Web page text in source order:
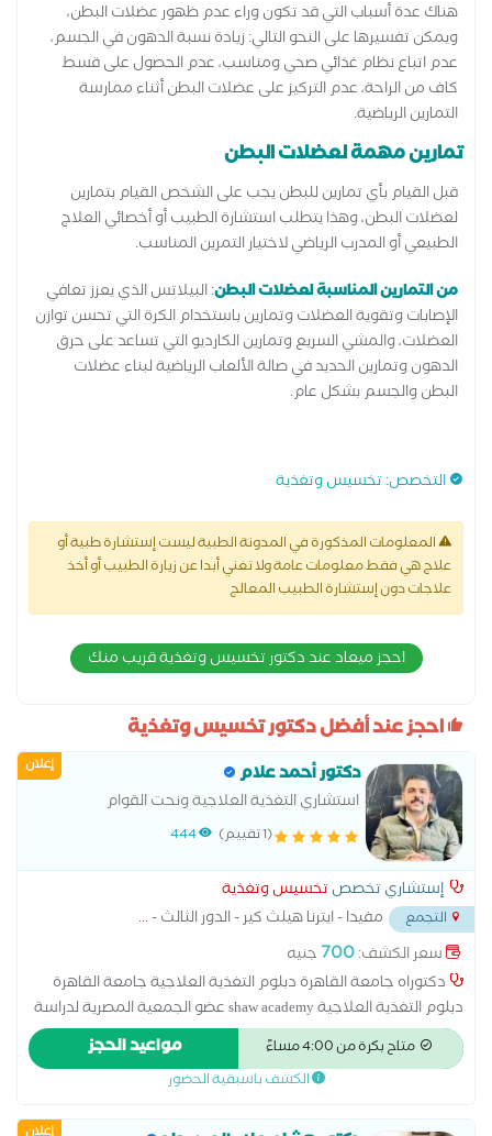
هناك عدة أسباب التي قد تكون وراء عدم ظهور عضلات البطن،
ويمكن تفسيرها على النحو التالي: زيادة نسبة الدهون في الجسم،
عدم اتباع نظام غذائي صحي ومناسب، عدم الحصول على قسط
كاف من الراحة، عدم التركيز على عضلات البطن أثناء ممارسة
التمارين الرياضية.
تمارين مهمة لعضلات البطن
قبل القيام بأي تمارين للبطن يجب على الشخص القيام بتمارين
لعضلات البطن، وهذا يتطلب استشارة الطبيب أو أخصائي العلاج
الطبيعي أو المدرب الرياضي لاختيار التمرين المناسب.
من التمارين المناسبة لعضلات البطن: البيلاتس الذي يعزز تعافي
الإصابات وتقوية العضلات وتمارين باستخدام الكرة التي تحسن توازن
العضلات، والمشي السريع وتمارين الكارديو التي تساعد على حرق
الدهون وتمارين الحديد في صالة الألعاب الرياضية لبناء عضلات
البطن والجسم بشكل عام.
التخصص: تخسيس وتغذية
المعلومات المذكورة في المدونة الطبية ليست إستشارة طبية أو
علاج هي فقط معلومات عامة ولا تغني أبدا عن زيارة الطبيب أو أخذ
علاجات دون إستشارة الطبيب المعالج
احجز ميعاد عند دكتور تخسيس وتغذية قريب منك
احجز عند أفضل دكتور تخسيس وتغذية
إعلان دكتور أحمد علام
استشاري التغذية العلاجية ونحت القوام
(1 تقييم) 444
إستشاري تخصص تخسيس وتغذية
التجمع مفيدا - ايترنا هيلث كير - الدور الثالث -...
سعر الكشف:700 جنيه
دكتوراه جامعة القاهرة دبلوم التغذية العلاجية جامعة القاهرة
دبلوم التغذية العلاجية shaw academy عضو الجمعية المصرية لدراسة
السمنة عضو الجمعية البريطانية المصرية للسمنة عضو الجمعية
المصرية العربية للتغذية العلاجية EASHTN
متاح بكرة من 4:00 مساءً مواعيد الحجز
الكشف باسبقية الحضور